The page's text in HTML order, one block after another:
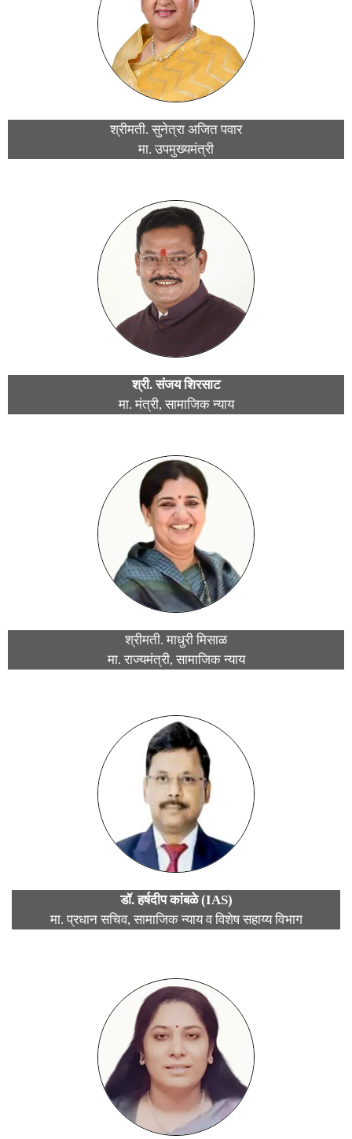
श्रीमती. सुनेत्रा अजित पवार
मा. उपमुख्यमंत्री
श्री. संजय शिरसाट
मा. मंत्री, सामाजिक न्याय
श्रीमती. माधुरी मिसाळ
मा. राज्यमंत्री, सामाजिक न्याय
डॉ. हर्षदीप कांबळे (IAS)
मा. प्रधान सचिव, सामाजिक न्याय व विशेष सहाय्य विभाग